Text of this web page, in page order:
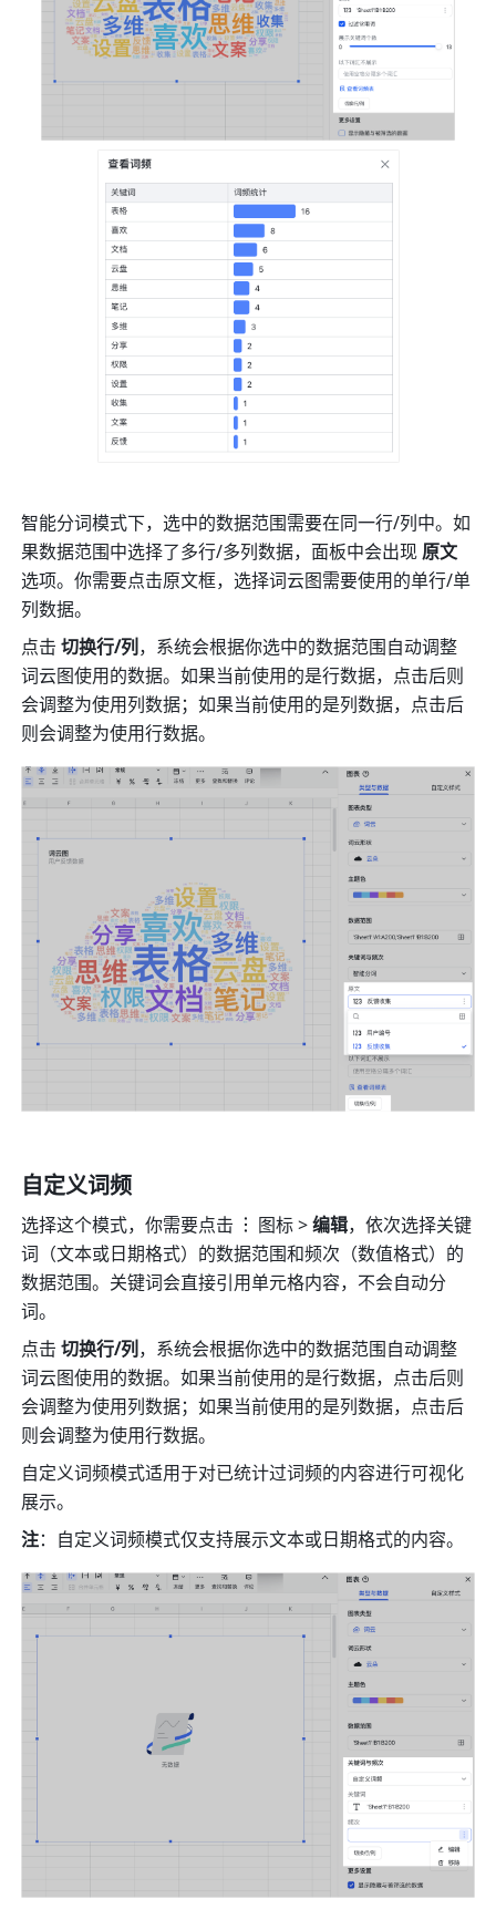
智能分词模式下，选中的数据范围需要在同一行/列中。如
果数据范围中选择了多行/多列数据，面板中会出现 原文
选项。你需要点击原文框，选择词云图需要使用的单行/单
列数据。
点击 切换行/列，系统会根据你选中的数据范围自动调整
词云图使用的数据。如果当前使用的是行数据，点击后则
会调整为使用列数据；如果当前使用的是列数据，点击后
则会调整为使用行数据。
自定义词频
选择这个模式，你需要点击 图标 > 编辑，依次选择关键
词（文本或日期格式）的数据范围和频次（数值格式）的
数据范围。关键词会直接引用单元格内容，不会自动分
词。
点击 切换行/列，系统会根据你选中的数据范围自动调整
词云图使用的数据。如果当前使用的是行数据，点击后则
会调整为使用列数据；如果当前使用的是列数据，点击后
则会调整为使用行数据。
自定义词频模式适用于对已统计过词频的内容进行可视化
展示。
注：自定义词频模式仅支持展示文本或日期格式的内容。